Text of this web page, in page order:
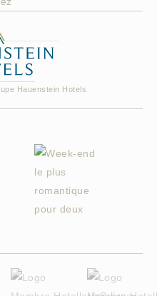
Hauenstein Hotels